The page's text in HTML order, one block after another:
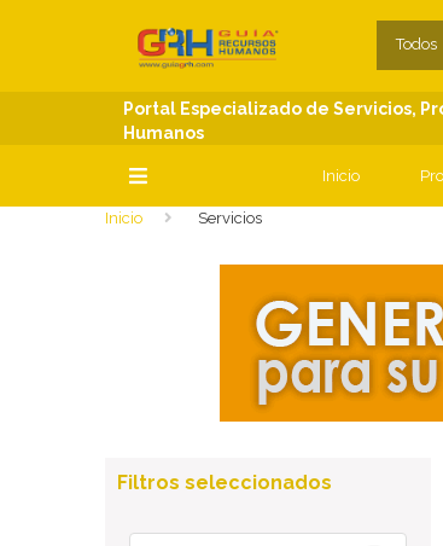
SECCIONES
Todos
Portal Especializado de Servicios,
Humanos
Inicio
Inicio Servicios
Filtros seleccionados